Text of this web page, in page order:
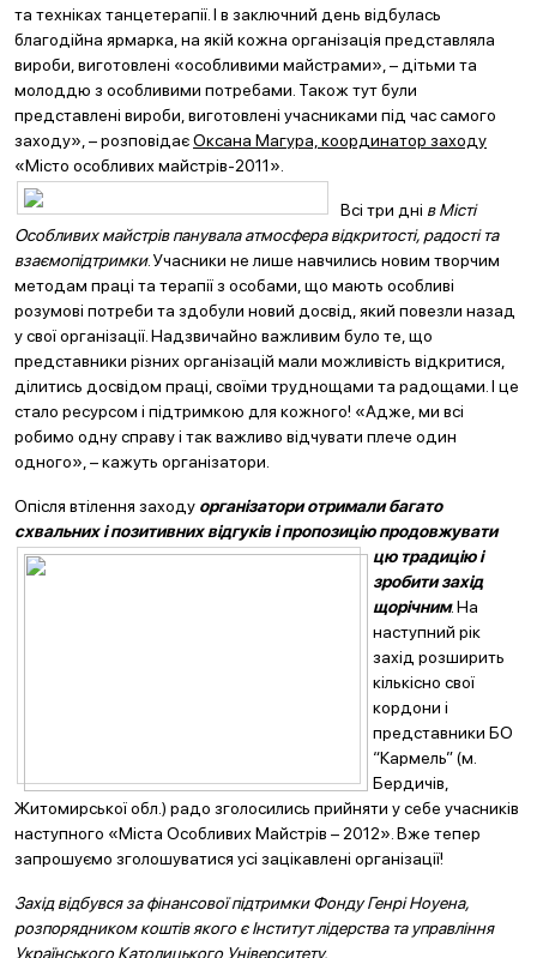
та техніках танцетерапії. І в заключний день відбулась
благодійна ярмарка, на якій кожна організація представляла
вироби, виготовлені «особливими майстрами», – дітьми та
молоддю з особливими потребами. Також тут були
представлені вироби, виготовлені учасниками під час самого
заходу», – розповідаєОксана Магура, координатор заходу
«Місто особливих майстрів-2011».
Всі три дні в Місті
Особливих майстрів панувала атмосфера відкритості, радості та
взаємопідтримки. Учасники не лише навчились новим творчим
методам праці та терапії з особами, що мають особливі
розумові потреби та здобули новий досвід, який повезли назад
у свої організації. Надзвичайно важливим було те, що
представники різних організацій мали можливість відкритися,
ділитись досвідом праці, своїми труднощами та радощами. І це
стало ресурсом і підтримкою для кожного! «Адже, ми всі
робимо одну справу і так важливо відчувати плече один
одного», – кажуть організатори.
Опісля втілення заходу організатори отримали багато
схвальних і позитивних відгуків і пропозицію продовжувати
цю традиціюі
зробити захід
щорічним. На
наступний рік
захід розширить
кількісно свої
кордони і
представники БО
“Кармель” (м.
Бердичів,
Житомирської обл.) радо зголосились прийняти у себе учасників
наступного «Міста Особливих Майстрів – 2012». Вже тепер
запрошуємо зголошуватися усі зацікавлені організації!
Захід відбувся за фінансової підтримки Фонду Генрі Ноуена,
розпорядником коштів якого є Інститут лідерства та управління
Українського Католицького Університету.